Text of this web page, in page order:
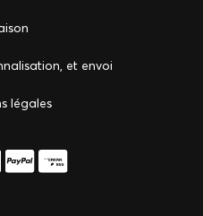
et envoi
légales